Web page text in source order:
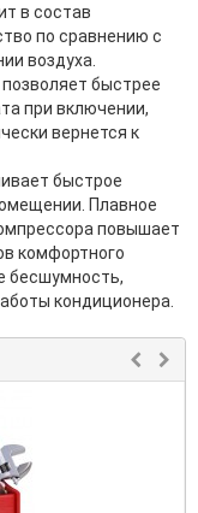
в состав
по сравнению с
воздуха.
быстрее
при включении,
вернется к
быстрое
Плавное
повышает
комфортного
бесшумность,
кондиционера.